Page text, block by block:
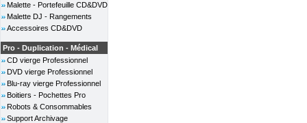
Malette - Portefeuille CD&DVD
Malette DJ - Rangements
Accessoires CD&DVD
Pro - Duplication - Médical
CD vierge Professionnel
DVD vierge Professionnel
Blu-ray vierge Professionnel
Boitiers - Pochettes Pro
Robots & Consommables
Support Archivage